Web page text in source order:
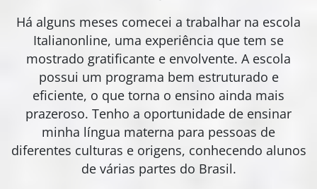
Há alguns meses comecei a trabalhar na escola
Italianonline, uma experiência que tem se
mostrado gratificante e envolvente. A escola
possui um programa bem estruturado e
eficiente, o que torna o ensino ainda mais
prazeroso. Tenho a oportunidade de ensinar
minha língua materna para pessoas de
diferentes culturas e origens, conhecendo alunos
de várias partes do Brasil.